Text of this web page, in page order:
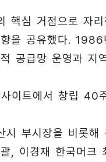
핵심 거점으로 자
을 공유했다.
공급망 운영과 지
이트에서 창립 40
시 부시장을 비롯
, 이경재 한국머크